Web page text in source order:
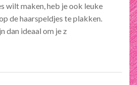
wilt maken, heb je ook leuke
de haarspeldjes te plakken.
dan ideaal om je z